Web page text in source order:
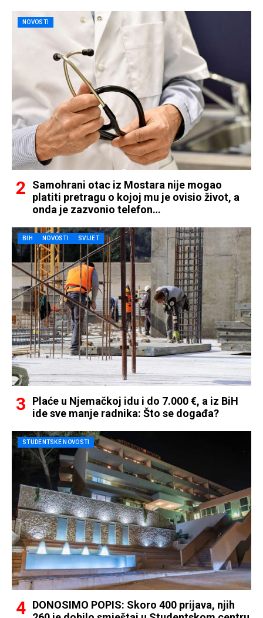
NOVOSTI
Samohrani otac iz Mostara nije mogao
platiti pretragu o kojoj mu je ovisio život, a
onda je zazvonio telefon…
BIH NOVOSTI SVIJET
Plaće u Njemačkoj idu i do 7.000 €, a iz BiH
ide sve manje radnika: Što se događa?
STUDENTSKE NOVOSTI
DONOSIMO POPIS: Skoro 400 prijava, njih